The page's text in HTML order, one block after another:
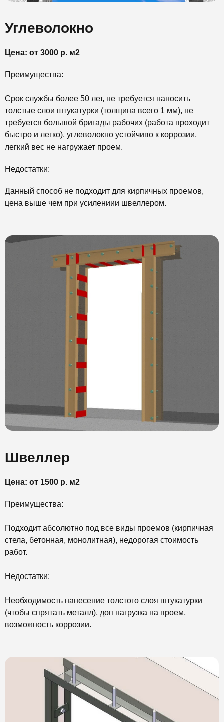
Углеволокно
Цена: от 3000 р. м2
Преимущества:
Срок службы более 50 лет, не требуется наносить
толстые слои штукатурки (толщина всего 1 мм), не
требуется большой бригады рабочих (работа проходит
быстро и легко), углеволокно устойчиво к коррозии,
легкий вес не нагружает проем.
Недостатки:
Данный способ не подходит для кирпичных проемов,
цена выше чем при усилениии швеллером.
Швеллер
Цена: от 1500 р. м2
Преимущества:
Подходит абсолютно под все виды проемов (кирпичная
стела, бетонная, монолитная), недорогая стоимость
работ.
Недостатки:
Необходимость нанесение толстого слоя штукатурки
(чтобы спрятать металл), доп нагрузка на проем,
возможность коррозии.